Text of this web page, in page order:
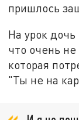
пришлось
На урок
что очень
которая
"Ты не на